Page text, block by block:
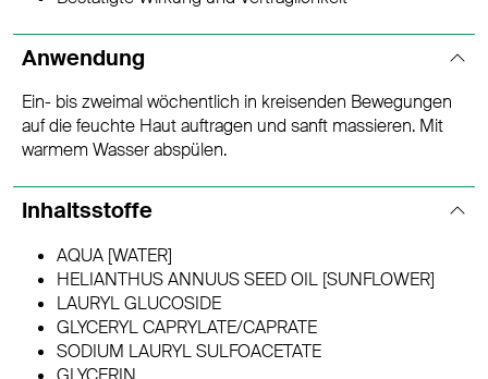
Anwendung
Ein- bis zweimal wöchentlich in kreisenden Bewegungen
auf die feuchte Haut auftragen und sanft massieren. Mit
warmem Wasser abspülen.
Inhaltsstoffe
AQUA [WATER]
HELIANTHUS ANNUUS SEED OIL [SUNFLOWER]
LAURYL GLUCOSIDE
GLYCERYL CAPRYLATE/CAPRATE
SODIUM LAURYL SULFOACETATE